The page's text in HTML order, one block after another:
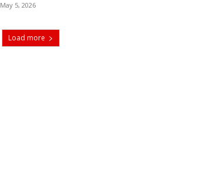
May 5, 2026
Load more